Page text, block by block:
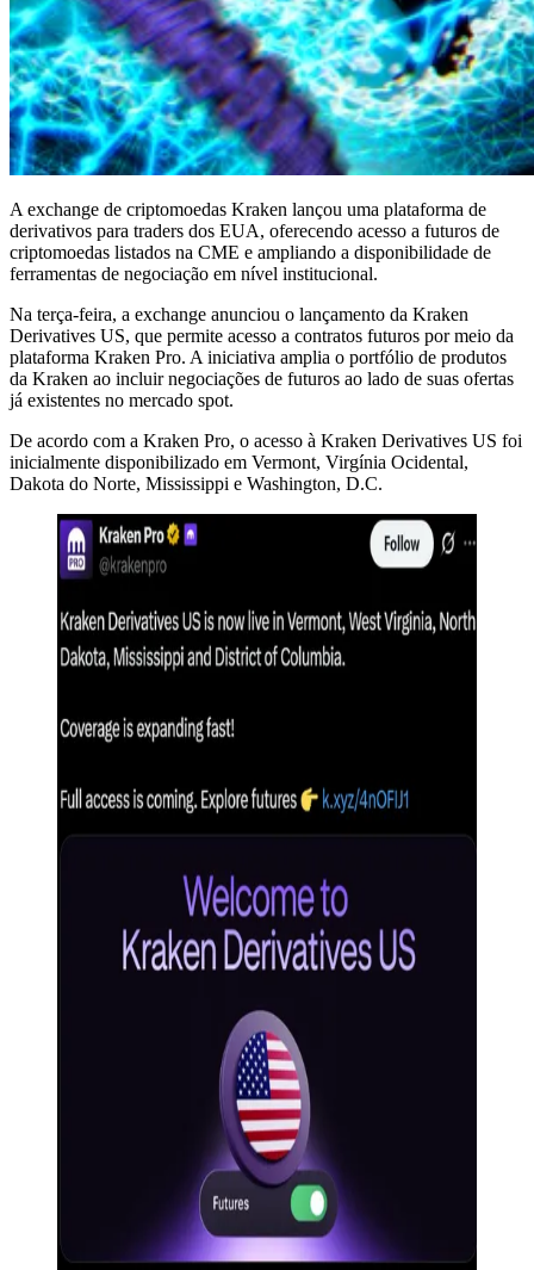
A exchange de criptomoedas Kraken lançou uma plataforma de
derivativos para traders dos EUA, oferecendo acesso a futuros de
criptomoedas listados na CME e ampliando a disponibilidade de
ferramentas de negociação em nível institucional.
Na terça-feira, a exchange anunciou o lançamento da Kraken
Derivatives US, que permite acesso a contratos futuros por meio da
plataforma Kraken Pro. A iniciativa amplia o portfólio de produtos
da Kraken ao incluir negociações de futuros ao lado de suas ofertas
já existentes no mercado spot.
De acordo com a Kraken Pro, o acesso à Kraken Derivatives US foi
inicialmente disponibilizado em Vermont, Virgínia Ocidental,
Dakota do Norte, Mississippi e Washington, D.C.